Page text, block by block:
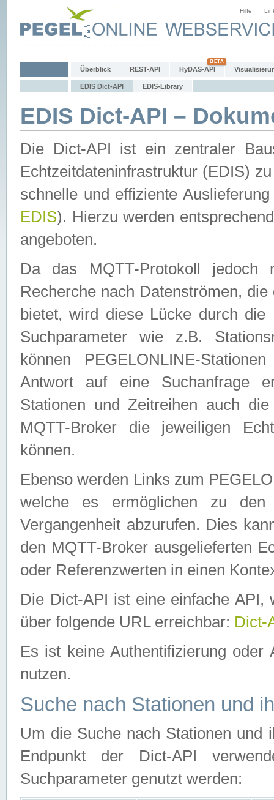
Hilfe
Überblick REST-API HyDAS-API
EDIS Dict-API EDIS-Library
EDIS Dict-API –
Die Dict-API ist ein zentraler
Echtzeitdateninfrastruktur (EDIS)
schnelle und effiziente
EDIS). Hierzu werden
angeboten.
Da das MQTT-Protokoll jedoch
Recherche nach Datenströmen,
bietet, wird diese Lücke durch die
Suchparameter wie z.B.
können PEGELONLINE-
Antwort auf eine Suchanfrage
Stationen und Zeitreihen auch
MQTT-Broker die jeweiligen
können.
Ebenso werden Links zum
welche es ermöglichen zu den
Vergangenheit abzurufen. Dies
den MQTT-Broker ausgelieferten
oder Referenzwerten in einen
Die Dict-API ist eine einfache API,
über folgende URL erreichbar: Dict-
Es ist keine Authentifizierung
nutzen.
Suche nach Stationen und
Um die Suche nach Stationen und
Endpunkt der Dict-API
Suchparameter genutzt werden: